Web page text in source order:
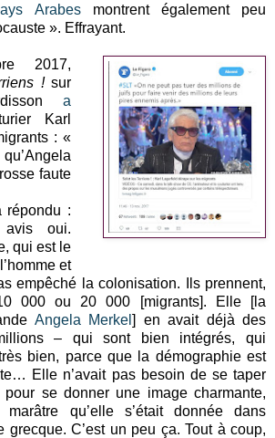
Arabesmontrent également peu
». Effrayant.
2017,
!sur
a
Karl
: «
faute
répondu :
oui.
qui est le
et
empêché la colonisation. Ils prennent,
000 ou 20 000 [migrants]. Elle [la
Angela Merkel] en avait déjà des
– qui sont bien intégrés, qui
bien, parce que la démographie est
Elle n’avait pas besoin de se taper
pour se donner une image charmante,
qu’elle s’était donnée dans
grecque. C’est un peu ça. Tout à coup,